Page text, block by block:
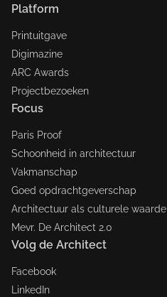
Platform
Printuitgave
Digimazine
ARC Awards
Projectbezoeken
Focus
Paris Proof
Schoonheid in architectuur
Vakmanschap
Goed opdrachtgeverschap
Architectuur als culturele waarde
Mevr. De Architect 2.0
Volg de Architect
Facebook
LinkedIn